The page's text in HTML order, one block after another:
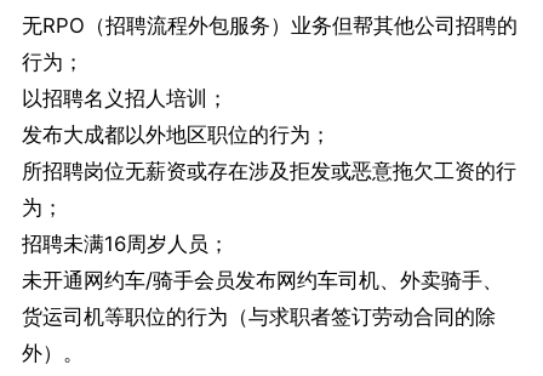
无RPO（招聘流程外包服务）业务但帮其他公司招聘的
行为；
以招聘名义招人培训；
发布大成都以外地区职位的行为；
所招聘岗位无薪资或存在涉及拒发或恶意拖欠工资的行
为；
招聘未满16周岁人员；
未开通网约车/骑手会员发布网约车司机、外卖骑手、
货运司机等职位的行为（与求职者签订劳动合同的除
外）。